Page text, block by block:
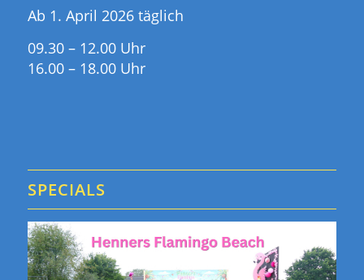
Ab 1. April 2026 täglich
09.30 – 12.00 Uhr
16.00 – 18.00 Uhr
SPECIALS